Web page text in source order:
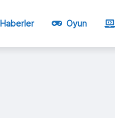
Haberler Oyun